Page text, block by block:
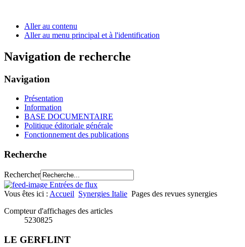
Aller au contenu
Aller au menu principal et à l'identification
Navigation de recherche
Navigation
Présentation
Information
BASE DOCUMENTAIRE
Politique éditoriale générale
Fonctionnement des publications
Recherche
Rechercher
Entrées de flux
Vous êtes ici : Accueil Synergies Italie Pages des revues synergies
Compteur d'affichages des articles
5230825
LE GERFLINT